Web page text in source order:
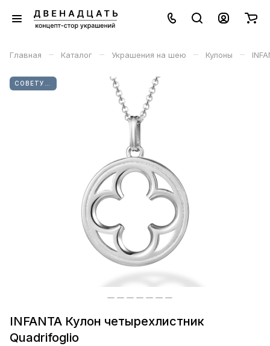
Главная – Каталог – Украшения на шею – Кулоны –
INFANTA Кулон четырехлистник
Quadrifoglio